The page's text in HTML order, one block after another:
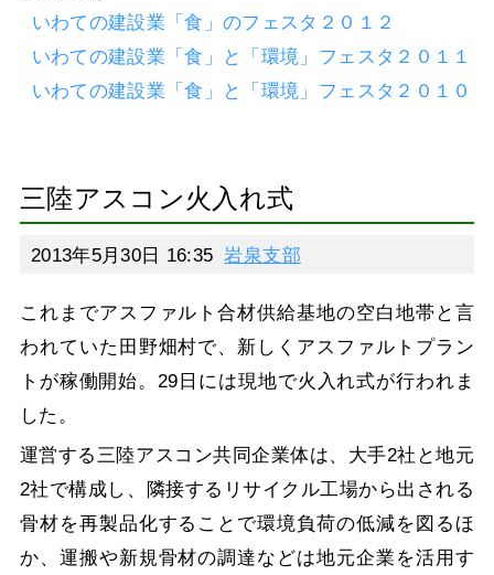
いわての建設業「食」のフェスタ２０１２
いわての建設業「食」と「環境」フェスタ２０１１
いわての建設業「食」と「環境」フェスタ２０１０
三陸アスコン火入れ式
2013年5月30日 16:35 岩泉支部
これまでアスファルト合材供給基地の空白地帯と言
われていた田野畑村で、新しくアスファルトプラン
トが稼働開始。29日には現地で火入れ式が行われま
した。
運営する三陸アスコン共同企業体は、大手2社と地元
2社で構成し、隣接するリサイクル工場から出される
骨材を再製品化することで環境負荷の低減を図るほ
か、運搬や新規骨材の調達などは地元企業を活用す